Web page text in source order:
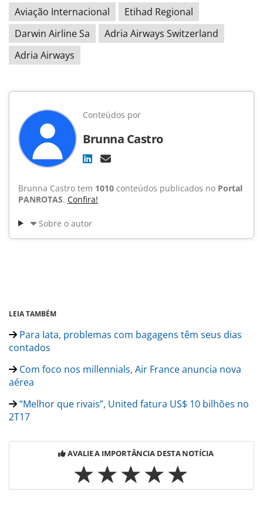
Aviação Internacional
Etihad Regional
Darwin Airline Sa
Adria Airways Switzerland
Adria Airways
Conteúdos por
Brunna Castro
Brunna Castro tem 1010 conteúdos publicados no Portal
PANROTAS. Confira!
Sobre o autor
LEIA TAMBÉM
Para Iata, problemas com bagagens têm seus dias
contados
Com foco nos millennials, Air France anuncia nova
aérea
“Melhor que rivais”, United fatura US$ 10 bilhões no
2T17
AVALIE A IMPORTÂNCIA DESTA NOTÍCIA